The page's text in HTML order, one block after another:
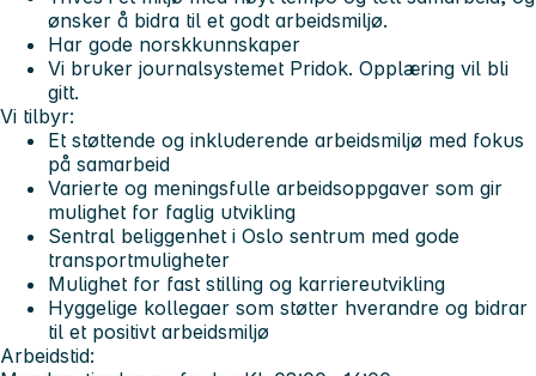
ønsker å bidra til et godt arbeidsmiljø.
Har gode norskkunnskaper
Vi bruker journalsystemet Pridok. Opplæring vil bli
gitt.
Vi tilbyr:
Et støttende og inkluderende arbeidsmiljø med fokus
på samarbeid
Varierte og meningsfulle arbeidsoppgaver som gir
mulighet for faglig utvikling
Sentral beliggenhet i Oslo sentrum med gode
transportmuligheter
Mulighet for fast stilling og karriereutvikling
Hyggelige kollegaer som støtter hverandre og bidrar
til et positivt arbeidsmiljø
Arbeidstid: